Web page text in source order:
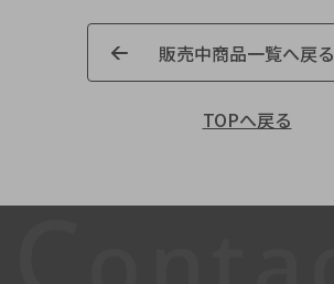
販売中商品一覧へ戻る
TOPへ戻る